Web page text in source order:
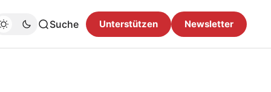
Suche Unterstützen Newsletter